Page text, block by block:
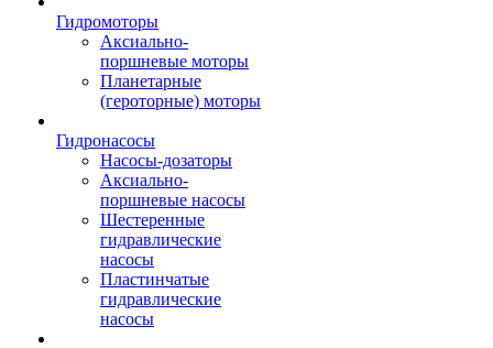
Гидромоторы
Аксиально-
поршневые моторы
Планетарные
(героторные) моторы
Гидронасосы
Насосы-дозаторы
Аксиально-
поршневые насосы
Шестеренные
гидравлические
насосы
Пластинчатые
гидравлические
насосы